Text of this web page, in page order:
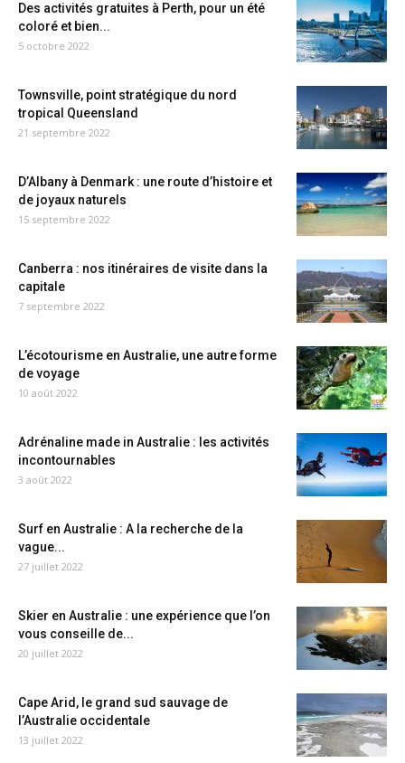
Des activités gratuites à Perth, pour un été
coloré et bien...
5 octobre 2022
Townsville, point stratégique du nord
tropical Queensland
21 septembre 2022
D’Albany à Denmark : une route d’histoire et
de joyaux naturels
15 septembre 2022
Canberra : nos itinéraires de visite dans la
capitale
7 septembre 2022
L’écotourisme en Australie, une autre forme
de voyage
10 août 2022
Adrénaline made in Australie : les activités
incontournables
3 août 2022
Surf en Australie : A la recherche de la
vague...
27 juillet 2022
Skier en Australie : une expérience que l’on
vous conseille de...
20 juillet 2022
Cape Arid, le grand sud sauvage de
l’Australie occidentale
13 juillet 2022